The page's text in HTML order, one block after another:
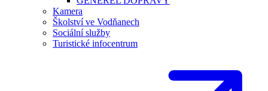
Kamera
Školství ve Vodňanech
Sociální služby
Turistické infocentrum